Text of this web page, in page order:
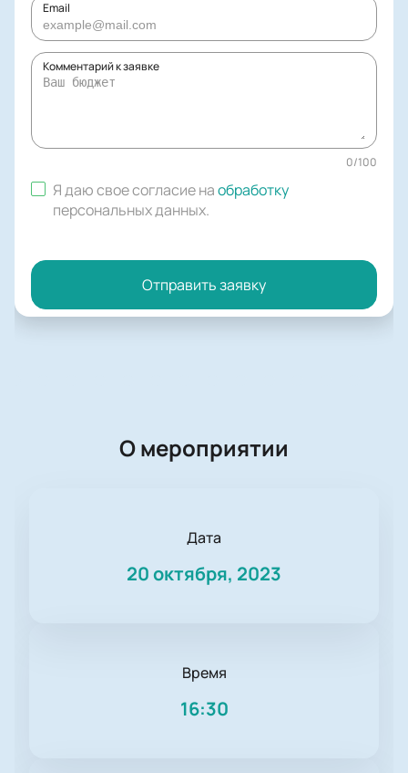
Email
Комментарий к заявке
0/100
Я даю свое согласие наобработку
персональных данных.
Отправить заявку
О мероприятии
Дата
20 октября, 2023
Время
16:30